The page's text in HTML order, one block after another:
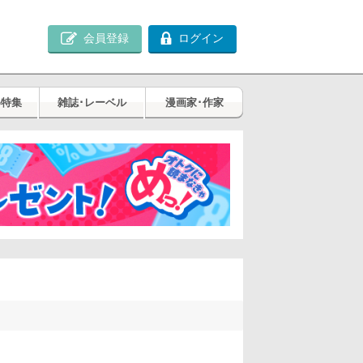
会員登録 ログイン
集 雑誌･レーベル 漫画家･作家